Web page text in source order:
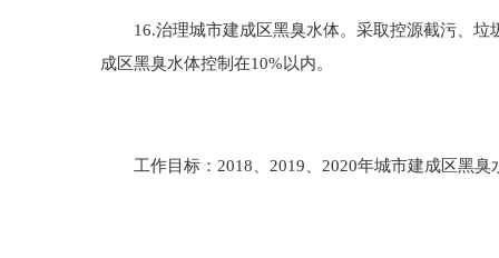
16.治理城市建成区黑臭水体。采取控源截污、垃
成区黑臭水体控制在10%以内。
工作目标：2018、2019、2020年城市建成区黑臭